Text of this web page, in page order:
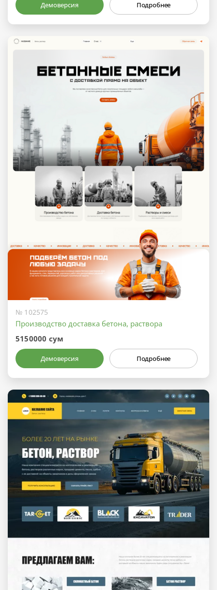
Демоверсия Подробнее
№ 102575
Производство доставка бетона, раствора
5150000 сум
Демоверсия Подробнее